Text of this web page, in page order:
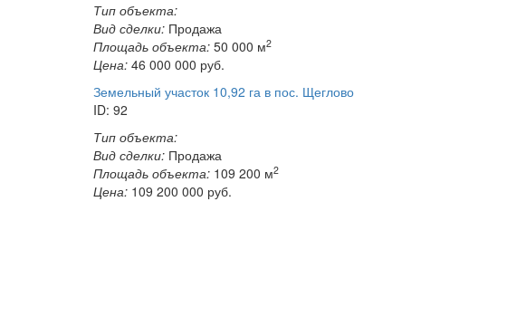
Тип объекта:
Вид сделки: Продажа
Площадь объекта: 50 000 м2
Цена: 46 000 000 руб.
Земельный участок 10,92 га в пос. Щеглово
ID: 92
Тип объекта:
Вид сделки: Продажа
Площадь объекта: 109 200 м2
Цена: 109 200 000 руб.